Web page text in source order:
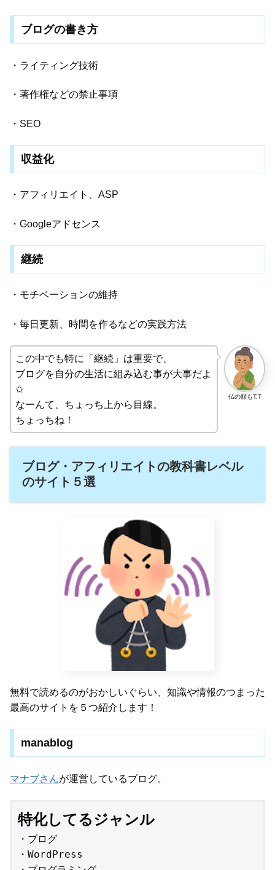
ブログの書き方
・ライティング技術
・著作権などの禁止事項
・SEO
収益化
・アフィリエイト、ASP
・Googleアドセンス
継続
・モチベーションの維持
・毎日更新、時間を作るなどの実践方法
仏の顔もT.T
この中でも特に「継続」は重要で、
ブログを自分の生活に組み込む事が大事だよ
✩
なーんて、ちょっち上から目線。
ちょっちね！
ブログ・アフィリエイトの教科書レベル
のサイト５選
無料で読めるのがおかしいぐらい、知識や情報のつまった
最高のサイトを５つ紹介します！
manablog
マナブさんが運営しているブログ。
特化してるジャンル
・ブログ
・WordPress